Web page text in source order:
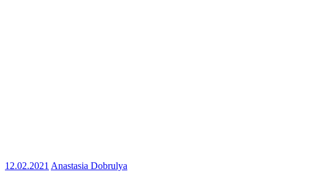
12.02.2021 Anastasia Dobrulya